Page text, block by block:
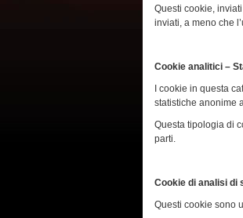
Questi cookie,
inviati, a meno che
Cookie analitici –
I cookie in questa
statistiche anonime
Questa tipologia di
parti.
Cookie di analisi di
Questi cookie sono